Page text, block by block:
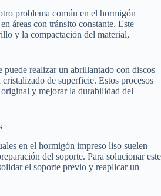
problema común en el hormigón
áreas con tránsito constante. Este
y la compactación del material,
puede realizar un abrillantado con discos
de superficie. Estos procesos
y mejorar la durabilidad del
en el hormigón impreso liso suelen
del soporte. Para solucionar este
el soporte previo y reaplicar un